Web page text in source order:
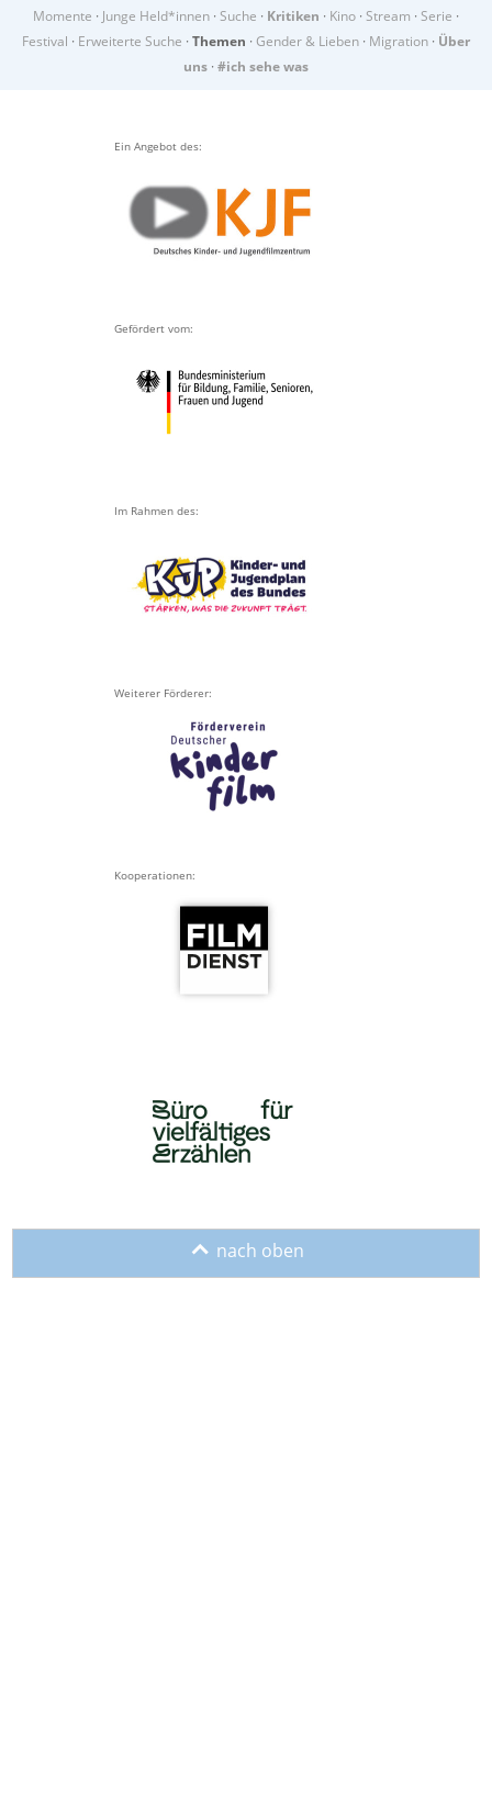
Momente · Junge Held*innen · Suche · Kritiken · Kino · Stream · Serie ·
Festival · Erweiterte Suche · Themen · Gender & Lieben · Migration · Über
uns · #ich sehe was
Ein Angebot des:
Gefördert vom:
Im Rahmen des:
Weiterer Förderer:
Kooperationen:
o